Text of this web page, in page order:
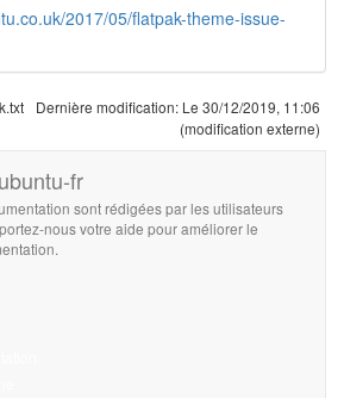
2017/05/flatpak-theme-issue-
Dernière modification: Le 30/12/2019, 11:06
(modification externe)
fr
sont rédigées par les utilisateurs
nous votre aide pour améliorer le